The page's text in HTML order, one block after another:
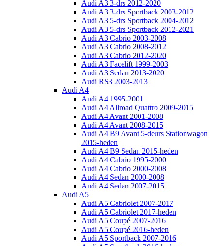
Audi A3 3-drs 2012-2020
Audi A3 3-drs Sportback 2003-2012
Audi A3 5-drs Sportback 2004-2012
Audi A3 5-drs Sportback 2012-2021
Audi A3 Cabrio 2003-2008
Audi A3 Cabrio 2008-2012
Audi A3 Cabrio 2012-2020
Audi A3 Facelift 1999-2003
Audi A3 Sedan 2013-2020
Audi RS3 2003-2013
Audi A4
Audi A4 1995-2001
Audi A4 Allroad Quattro 2009-2015
Audi A4 Avant 2001-2008
Audi A4 Avant 2008-2015
Audi A4 B9 Avant 5-deurs Stationwagon
2015-heden
Audi A4 B9 Sedan 2015-heden
Audi A4 Cabrio 1995-2000
Audi A4 Cabrio 2000-2008
Audi A4 Sedan 2000-2008
Audi A4 Sedan 2007-2015
Audi A5
Audi A5 Cabriolet 2007-2017
Audi A5 Cabriolet 2017-heden
Audi A5 Coupé 2007-2016
Audi A5 Coupé 2016-heden
Audi A5 Sportback 2007-2016